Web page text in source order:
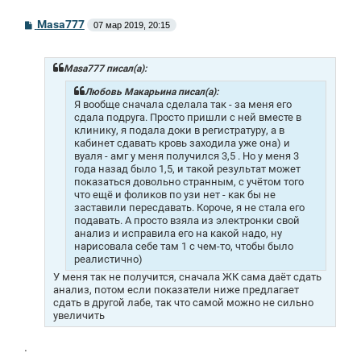
С
о
Masa777 07 мар 2019, 20:15
Masa777 писал(а):
Любовь Макарьина писал(а):
Я вообще сначала сделала так - за меня его
сдала подруга. Просто пришли с ней вместе в
клинику, я подала доки в регистратуру, а в
кабинет сдавать кровь заходила уже она) и
вуаля - амг у меня получился 3,5 . Но у меня 3
года назад было 1,5, и такой результат может
показаться довольно странным, с учётом того
что ещё и фоликов по узи нет - как бы не
заставили пересдавать. Короче, я не стала его
подавать. А просто взяла из электронки свой
анализ и исправила его на какой надо, ну
нарисовала себе там 1 с чем-то, чтобы было
реалистично)
У меня так не получится, сначала ЖК сама даёт сдать
анализ, потом если показатели ниже предлагает
сдать в другой лабе, так что самой можно не сильно
увеличить
.